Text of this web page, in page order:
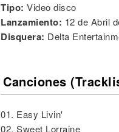
Tipo:Video disco
Lanzamiento: 12 de Abril
Disquera: Delta
Canciones
01. Easy Livin'
02. Sweet Lorraine